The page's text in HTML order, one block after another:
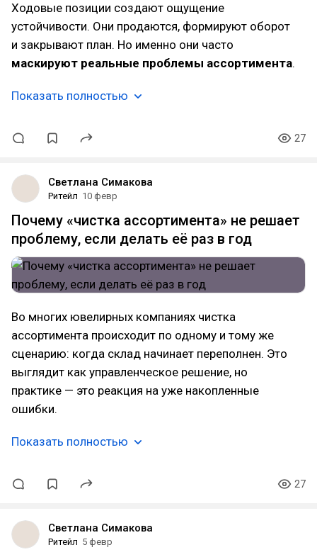
Ходовые позиции создают ощущение
устойчивости. Они продаются, формируют оборот
и закрывают план. Но именно они часто
маскируют реальные проблемы ассортимента.
Показать полностью
27
Светлана Симакова
Ритейл 10 февр
Почему «чистка ассортимента» не решает
проблему, если делать её раз в год
Во многих ювелирных компаниях чистка
ассортимента происходит по одному и тому же
сценарию: когда склад начинает переполнен. Это
выглядит как управленческое решение, но
практике — это реакция на уже накопленные
ошибки.
Показать полностью
27
Светлана Симакова
Ритейл 5 февр